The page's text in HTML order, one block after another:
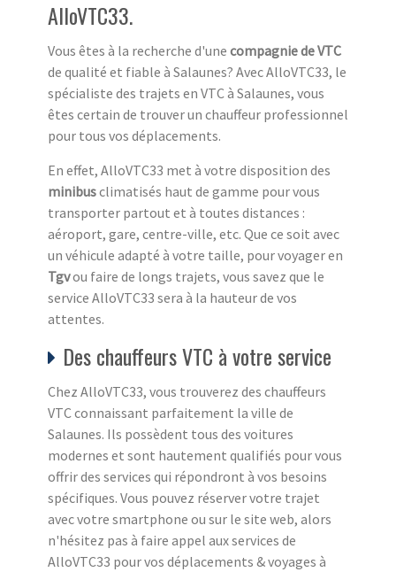
AlloVTC33.
Vous êtes à la recherche d'une compagnie de VTC
de qualité et fiable à Salaunes? Avec AlloVTC33, le
spécialiste des trajets en VTC à Salaunes, vous
êtes certain de trouver un chauffeur professionnel
pour tous vos déplacements.
En effet, AlloVTC33 met à votre disposition des
minibusclimatisés haut de gamme pour vous
transporter partout et à toutes distances :
aéroport, gare, centre-ville, etc. Que ce soit avec
un véhicule adapté à votre taille, pour voyager en
Tgvou faire de longs trajets, vous savez que le
service AlloVTC33 sera à la hauteur de vos
attentes.
Des chauffeurs VTC à votre service
Chez AlloVTC33, vous trouverez des chauffeurs
VTC connaissant parfaitement la ville de
Salaunes. Ils possèdent tous des voitures
modernes et sont hautement qualifiés pour vous
offrir des services qui répondront à vos besoins
spécifiques. Vous pouvez réserver votre trajet
avec votre smartphone ou sur le site web, alors
n'hésitez pas à faire appel aux services de
AlloVTC33 pour vos déplacements & voyages à